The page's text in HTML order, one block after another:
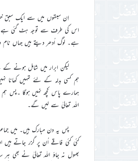
اِن سبقوں میں سے ایک سبق
اس کی طرف سے توجہ ہٹ گئی ہے۔
ہے۔ لوگ اُدھر دیتے ہیں جہاں نام و
لیکن ابرار میں شامل ہونے کے
ہم کسی بدلہ کے لئے تمہیں کھانا
ہمارے پاس کچھ نہیں ہوگا ۔پس
اللہ تعالیٰ سے لیں گے۔
پس یہ دن مبارک ہیں۔ میں
کئی کئی فاقے اُن پر گزر جاتے
بھول نہ جاؤ اللہ تعالیٰ نے بھی